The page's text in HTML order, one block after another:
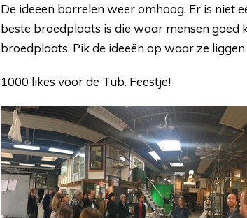
De ideeen borrelen weer omhoog. Er is niet
beste broedplaats is die waar mensen goed
broedplaats. Pik de ideeën op waar ze liggen
1000 likes voor de Tub. Feestje!